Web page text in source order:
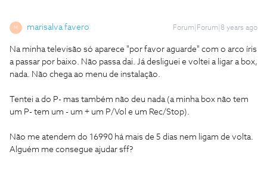
M marisalva favero Forum|Forum|8 years ago
Na minha televisão só aparece "por favor aguarde" com o arco íris
a passar por baixo. Não passa dai. Já desliguei e voltei a ligar a box,
nada. Não chega ao menu de instalação.
Tentei a do P- mas também não deu nada (a minha box não tem
um P- tem um - um + um P/Vol e um Rec/Stop).
Não me atendem do 16990 há mais de 5 dias nem ligam de volta.
Alguém me consegue ajudar sff?